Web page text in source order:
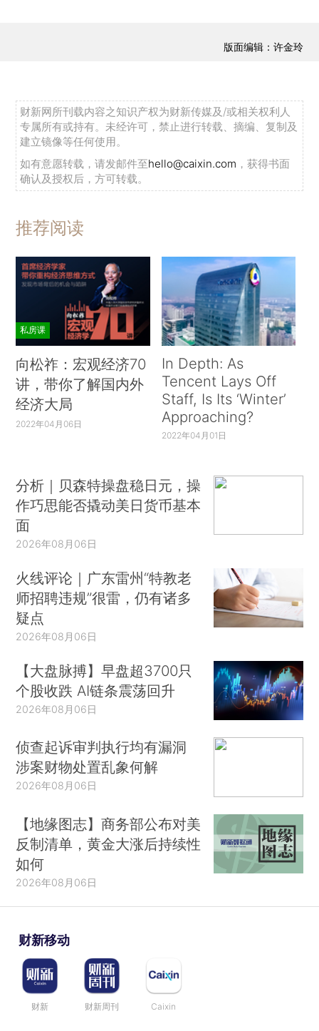
版面编辑：许金玲
财新网所刊载内容之知识产权为财新传媒及/或相关权利人
专属所有或持有。未经许可，禁止进行转载、摘编、复制及
建立镜像等任何使用。
如有意愿转载，请发邮件至hello@caixin.com ，获得书面
确认及授权后，方可转载。
推荐阅读
私房课
向松祚：宏观经济70
讲，带你了解国内外
经济大局
2022年04月06日
In Depth: As
Tencent Lays Off
Staff, Is Its ‘Winter’
Approaching?
2022年04月01日
分析｜贝森特操盘稳日元，操
作巧思能否撬动美日货币基本
面
2026年08月06日
火线评论｜广东雷州“特教老
师招聘违规”很雷，仍有诸多
疑点
2026年08月06日
【大盘脉搏】早盘超3700只
个股收跌 AI链条震荡回升
2026年08月06日
侦查起诉审判执行均有漏洞
涉案财物处置乱象何解
2026年08月06日
【地缘图志】商务部公布对美
反制清单，黄金大涨后持续性
如何
2026年08月06日
财新移动
财新 财新周刊 Caixin